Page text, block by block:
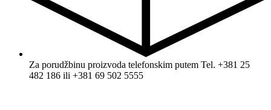
Za porudžbinu proizvoda telefonskim putem Tel. +381 25
482 186 ili +381 69 502 5555